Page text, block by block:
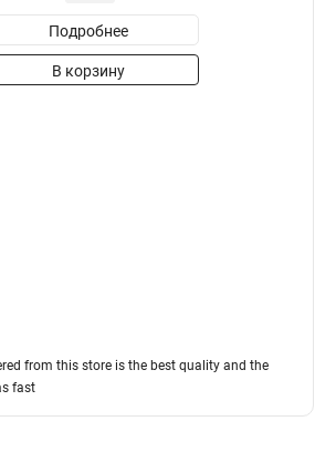
Подробнее
В корзину
from this store is the best quality and the
fast